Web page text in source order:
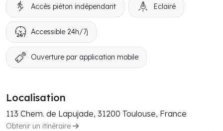
Accès piéton indépendant Eclairé
Accessible 24h/7j
Ouverture par application mobile
Localisation
113 Chem. de Lapujade, 31200 Toulouse, France
Obtenir un itinéraire